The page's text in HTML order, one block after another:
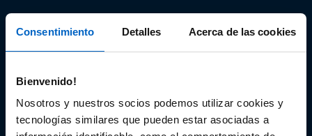
Consentimiento Detalles Acerca de las cookies
Bienvenido!
Nosotros y nuestros socios podemos utilizar cookies y
tecnologías similares que pueden estar asociadas a
Audiovisual
Espacio de Información Médica